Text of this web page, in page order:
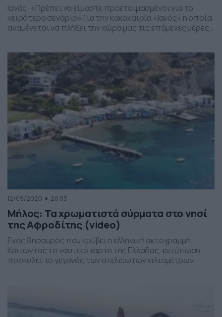
Ιανός: «Πρέπει να είμαστε προετοιμασμένοι για το
χειρότερο σενάριο» Για την κακοκαιρία «Ιανός» η οποία
αναμένεται να πλήξει την χώρα μας τις επόμενες μέρες
καθηγητής Διαχείρισης Φυσικών Καταστροφών, Κώστας
Συνολάκης. Ο κύριος Συνολάκης μίλησε για ένα
πρωτόγνωρο φαινόμενο και τόνισε […]
12/09/2020 20:53
Μήλος: Τα χρωματιστά σύρματα στο νησί
της Αφροδίτης (video)
Ενας θησαυρός που κρύβει η ελληνική ακτογραμμή…
Κοιτώντας το ναυτικό χάρτη της Ελλάδας, εντύπωση
προκαλεί το γεγονός των ατελείωτων χιλιομέτρων